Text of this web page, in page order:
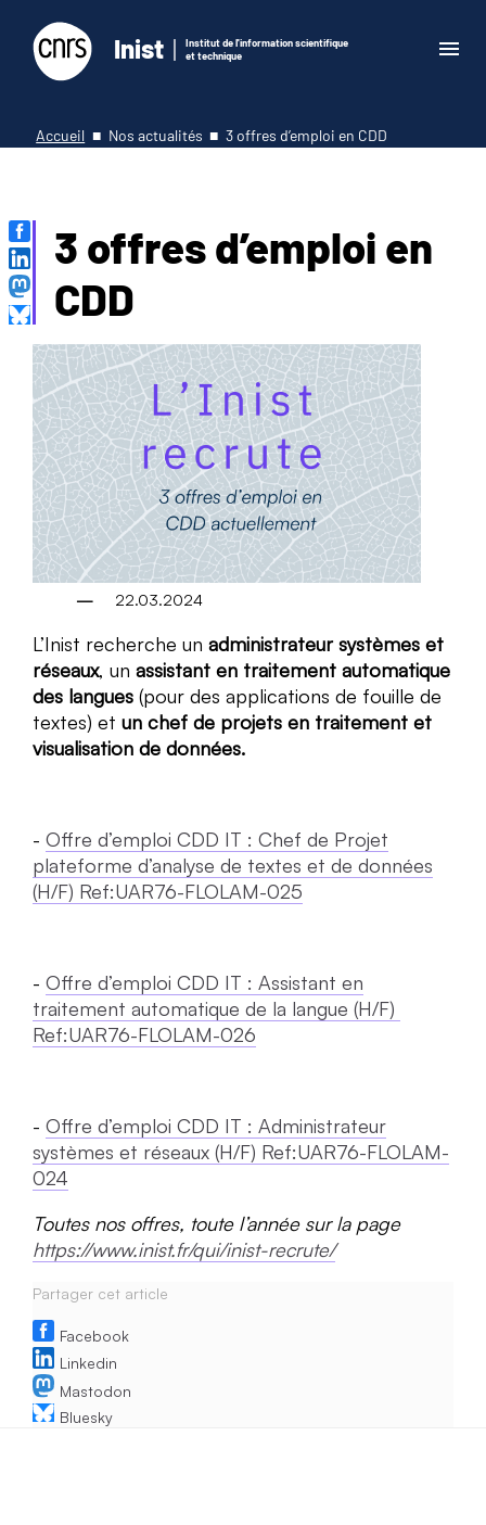
Inist
Institut de l'information scientifique
et technique
Accueil Nos actualités 3 offres d’emploi en CDD
3 offres d’emploi en
CDD
22.03.2024
L’Inist recherche un administrateur systèmes et
réseaux, un assistant en traitement automatique
des langues (pour des applications de fouille de
textes) et un chef de projets en traitement et
visualisation de données.
Offre d’emploi CDD IT : Chef de Projet
plateforme d’analyse de textes et de données
(H/F) Ref:UAR76-FLOLAM-025
Offre d’emploi CDD IT : Assistant en
traitement automatique de la langue (H/F)
Ref:UAR76-FLOLAM-026
Offre d’emploi CDD IT : Administrateur
systèmes et réseaux (H/F) Ref:UAR76-FLOLAM-
024
Toutes nos offres, toute l’année sur la page
https://www.inist.fr/qui/inist-recrute/
Partager cet article
Facebook
Linkedin
Mastodon
Bluesky